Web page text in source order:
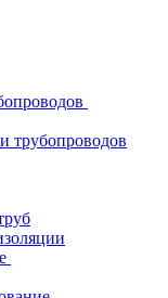
трубопроводов